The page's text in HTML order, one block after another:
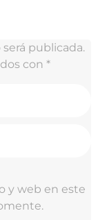
publicada.
con *
y web en este